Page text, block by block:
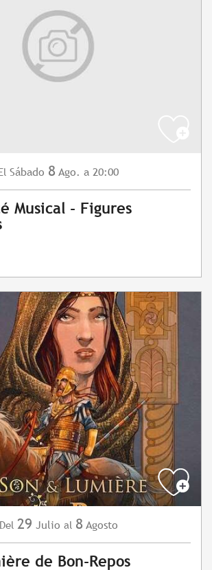
El Sábado 8 Ago. a 20:00
Musical - Figures
Del 29 Julio al 8 Agosto
de Bon-Repos